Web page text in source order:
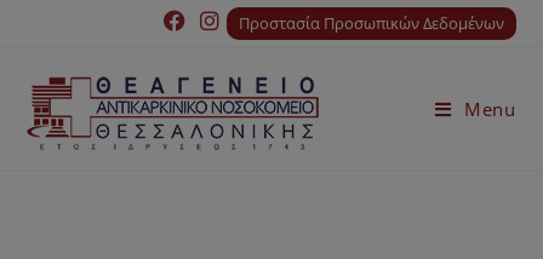
Προστασία Προσωπικών Δεδομένων
Menu